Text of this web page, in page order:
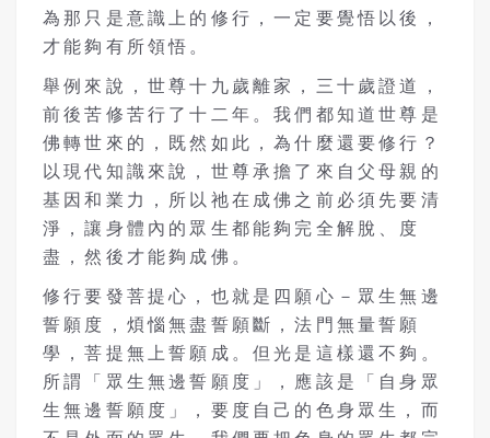
為那只是意識上的修行，一定要覺悟以後，
才能夠有所領悟。
舉例來說，世尊十九歲離家，三十歲證道，
前後苦修苦行了十二年。我們都知道世尊是
佛轉世來的，既然如此，為什麼還要修行？
以現代知識來說，世尊承擔了來自父母親的
基因和業力，所以祂在成佛之前必須先要清
淨，讓身體內的眾生都能夠完全解脫、度
盡，然後才能夠成佛。
修行要發菩提心，也就是四願心－眾生無邊
誓願度，煩惱無盡誓願斷，法門無量誓願
學，菩提無上誓願成。但光是這樣還不夠。
所謂「眾生無邊誓願度」，應該是「自身眾
生無邊誓願度」，要度自己的色身眾生，而